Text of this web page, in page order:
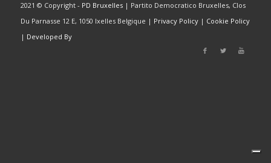
2021 © Copyright - PD Bruxelles| Partito Democratico Bruxelles, Clos
Du Parnasse 12 E, 1050 Ixelles Belgique | Privacy Policy| Cookie Policy
| Developed By